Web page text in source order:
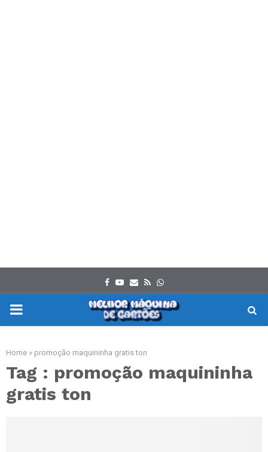
Facebook
Youtube
Email
RssWhatsapp
PRIMARY
Home » promoção maquininha gratis ton
Tag : promoção maquininha
gratis ton